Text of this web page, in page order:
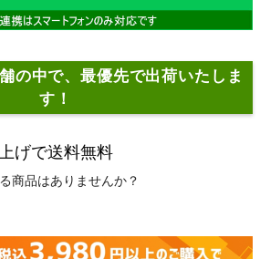
の中で、最優先で出荷いたしま
す！
げで送料無料
商品はありませんか？